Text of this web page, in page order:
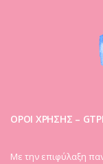
ΟΡΟΙ ΧΡΗΣΗΣ –
Mε την επιφύλαξη